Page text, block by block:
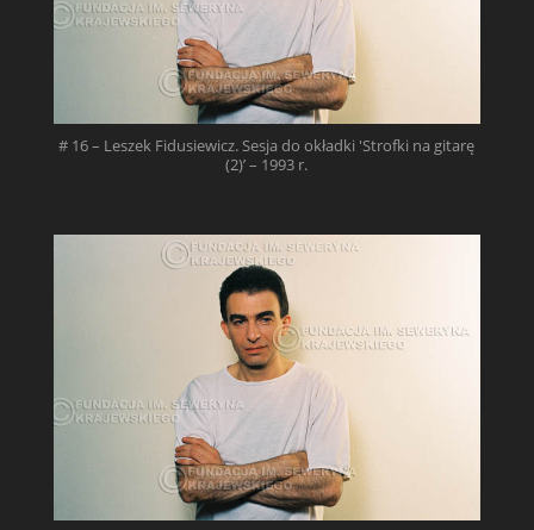
# 16 – Leszek Fidusiewicz. Sesja do okładki 'Strofki na gitarę
(2)’ – 1993 r.